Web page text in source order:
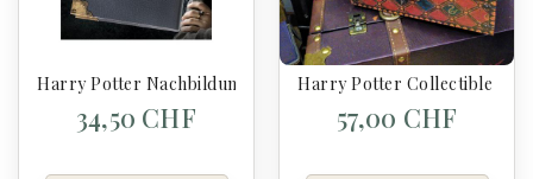
Harry Potter Nachbildung 1/1 Tom Jedusors Tagebuch
34,50 CHF
Harry Potter Collectible
57,00 CHF